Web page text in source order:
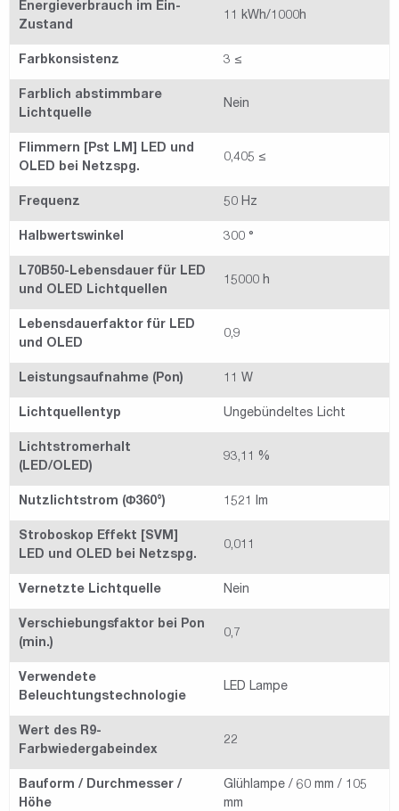
Energieverbrauch im Ein-
Zustand
11 kWh/1000h
Farbkonsistenz 3 ≤
Farblich abstimmbare
Lichtquelle
Nein
Flimmern [Pst LM] LED und
OLED bei Netzspg.
0,405 ≤
Frequenz 50 Hz
Halbwertswinkel 300 °
L70B50-Lebensdauer für LED
und OLED Lichtquellen
15000 h
Lebensdauerfaktor für LED
und OLED
0,9
Leistungsaufnahme (Pon) 11 W
Lichtquellentyp Ungebündeltes Licht
Lichtstromerhalt
(LED/OLED)
93,11 %
Nutzlichtstrom (Φ360°) 1521 lm
Stroboskop Effekt [SVM]
LED und OLED bei Netzspg.
0,011
Vernetzte Lichtquelle Nein
Verschiebungsfaktor bei Pon
(min.)
0,7
Verwendete
Beleuchtungstechnologie
LED Lampe
Wert des R9-
Farbwiedergabeindex
22
Bauform / Durchmesser /
Höhe
Glühlampe / 60 mm / 105
mm